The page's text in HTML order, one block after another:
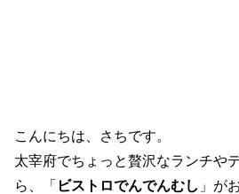
こんにちは、さちです。
太宰府でちょっと贅沢なランチや
ら、「 ビストロでんでんむし 」が